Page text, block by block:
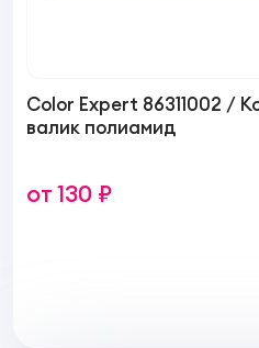
Color Expert 86311002 /
валик полиамид
от 130 ₽